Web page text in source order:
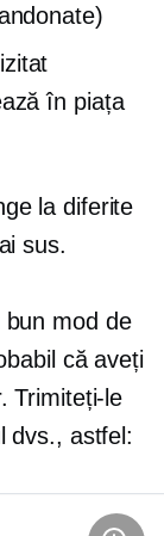
în piața
la diferite
sus.
bun mod de
că aveți
Trimiteți-le
dvs., astfel: